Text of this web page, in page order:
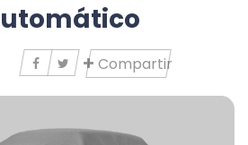
Compartir